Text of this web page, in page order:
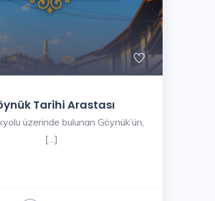
Tarihi Arastası
üzerinde bulunan Göynük’ün,
[…]